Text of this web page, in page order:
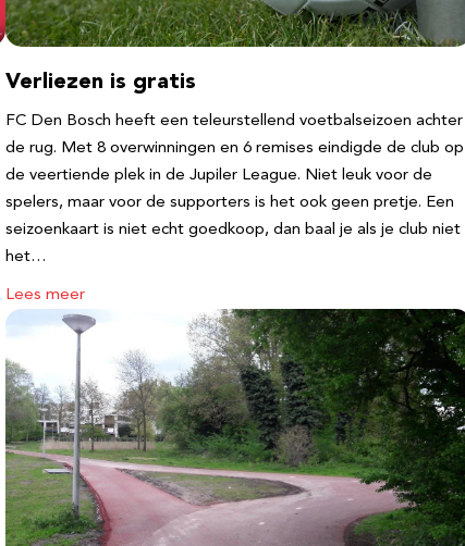
Verliezen is gratis
FC Den Bosch heeft een teleurstellend voetbalseizoen achter
de rug. Met 8 overwinningen en 6 remises eindigde de club op
de veertiende plek in de Jupiler League. Niet leuk voor de
spelers, maar voor de supporters is het ook geen pretje. Een
seizoenkaart is niet echt goedkoop, dan baal je als je club niet
het…
Lees meer